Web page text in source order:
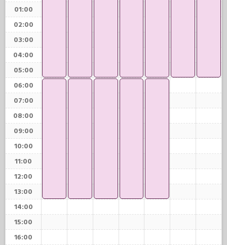
01:00
02:00
03:00
04:00
05:00
06:00
07:00
08:00
09:00
10:00
11:00
12:00
13:00
14:00
15:00
16:00